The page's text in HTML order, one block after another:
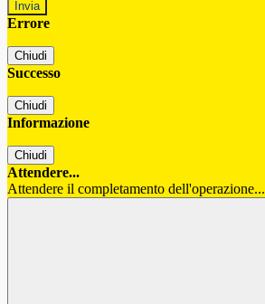
Errore
Chiudi
Successo
Chiudi
Informazione
Chiudi
Attendere...
Attendere il completamento dell'operazione...